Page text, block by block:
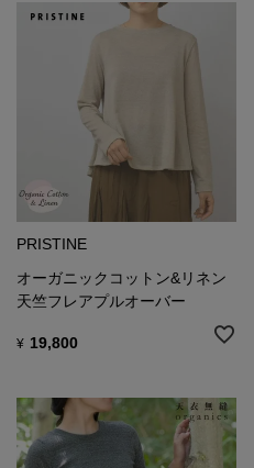
PRISTINE
オーガニックコットン&リネン
天竺フレアプルオーバー
¥ 19,800